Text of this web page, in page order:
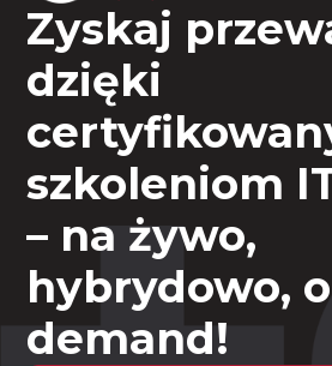
Zyskaj
dzięki
szkoleniom
– na żywo,
hybrydowo,
demand!